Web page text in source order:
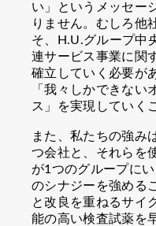
い」というメッセー
りません。むしろ他
そ、H.U.グループ中
連サービス事業に関
確立していく必要が
「我々しかできない
ス」を実現していく
また、私たちの強み
つ会社と、それらを
が1つのグループに
のシナジーを強める
と改良を重ねるサイ
能の高い検査試薬を